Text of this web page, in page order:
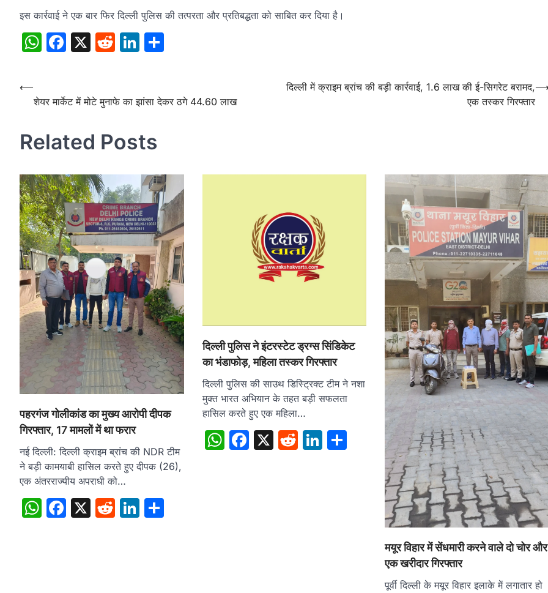
इस कार्रवाई ने एक बार फिर दिल्ली पुलिस की तत्परता और प्रतिबद्धता को साबित कर दिया है।
WhatsApp
Facebook
X RedditLinkedIn
Post
navigation
⟵
शेयर मार्केट में मोटे मुनाफे का झांसा देकर ठगे 44.60 लाख
दिल्ली में क्राइम ब्रांच की बड़ी कार्रवाई, 1.6 लाख की ई-सिगरेट बरामद,
एक तस्कर गिरफ्तार
⟶
Related Posts
पहरगंज गोलीकांड का मुख्य आरोपी दीपक
गिरफ्तार, 17 मामलों में था फरार
नई दिल्ली: दिल्ली क्राइम ब्रांच की NDR टीम
ने बड़ी कामयाबी हासिल करते हुए दीपक (26),
एक अंतरराज्यीय अपराधी को…
WhatsApp
Facebook
X RedditLinkedIn
दिल्ली पुलिस ने इंटरस्टेट ड्रग्स सिंडिकेट
का भंडाफोड़, महिला तस्कर गिरफ्तार
दिल्ली पुलिस की साउथ डिस्ट्रिक्ट टीम ने नशा
मुक्त भारत अभियान के तहत बड़ी सफलता
हासिल करते हुए एक महिला…
WhatsApp
Facebook
X RedditLinkedIn
Share
मयूर विहार में सेंधमारी करने वाले दो चोर और
एक खरीदार गिरफ्तार
पूर्वी दिल्ली के मयूर विहार इलाके में लगातार हो